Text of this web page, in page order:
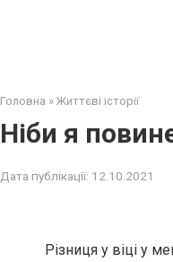
Головна » Життєві історії
Ніби я
Дата публікації: 12.10.2021
Різниця у віці у